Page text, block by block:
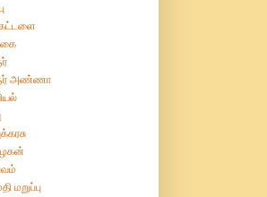
அண்ணா
மறுப்பு